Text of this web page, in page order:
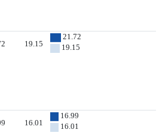
19.15
21.72
19.15
16.01
16.99
16.01